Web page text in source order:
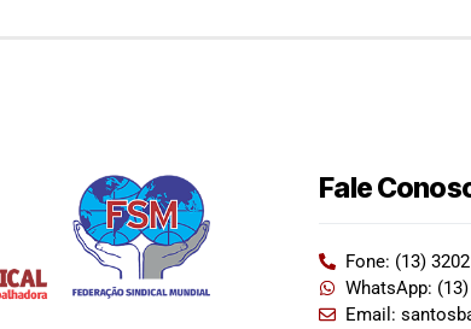
Fale
Fone: (13)
WhatsApp:
Email: